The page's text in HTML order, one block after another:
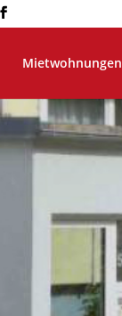
Mietwohnungen